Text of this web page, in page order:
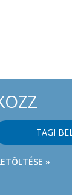
TAGI
»